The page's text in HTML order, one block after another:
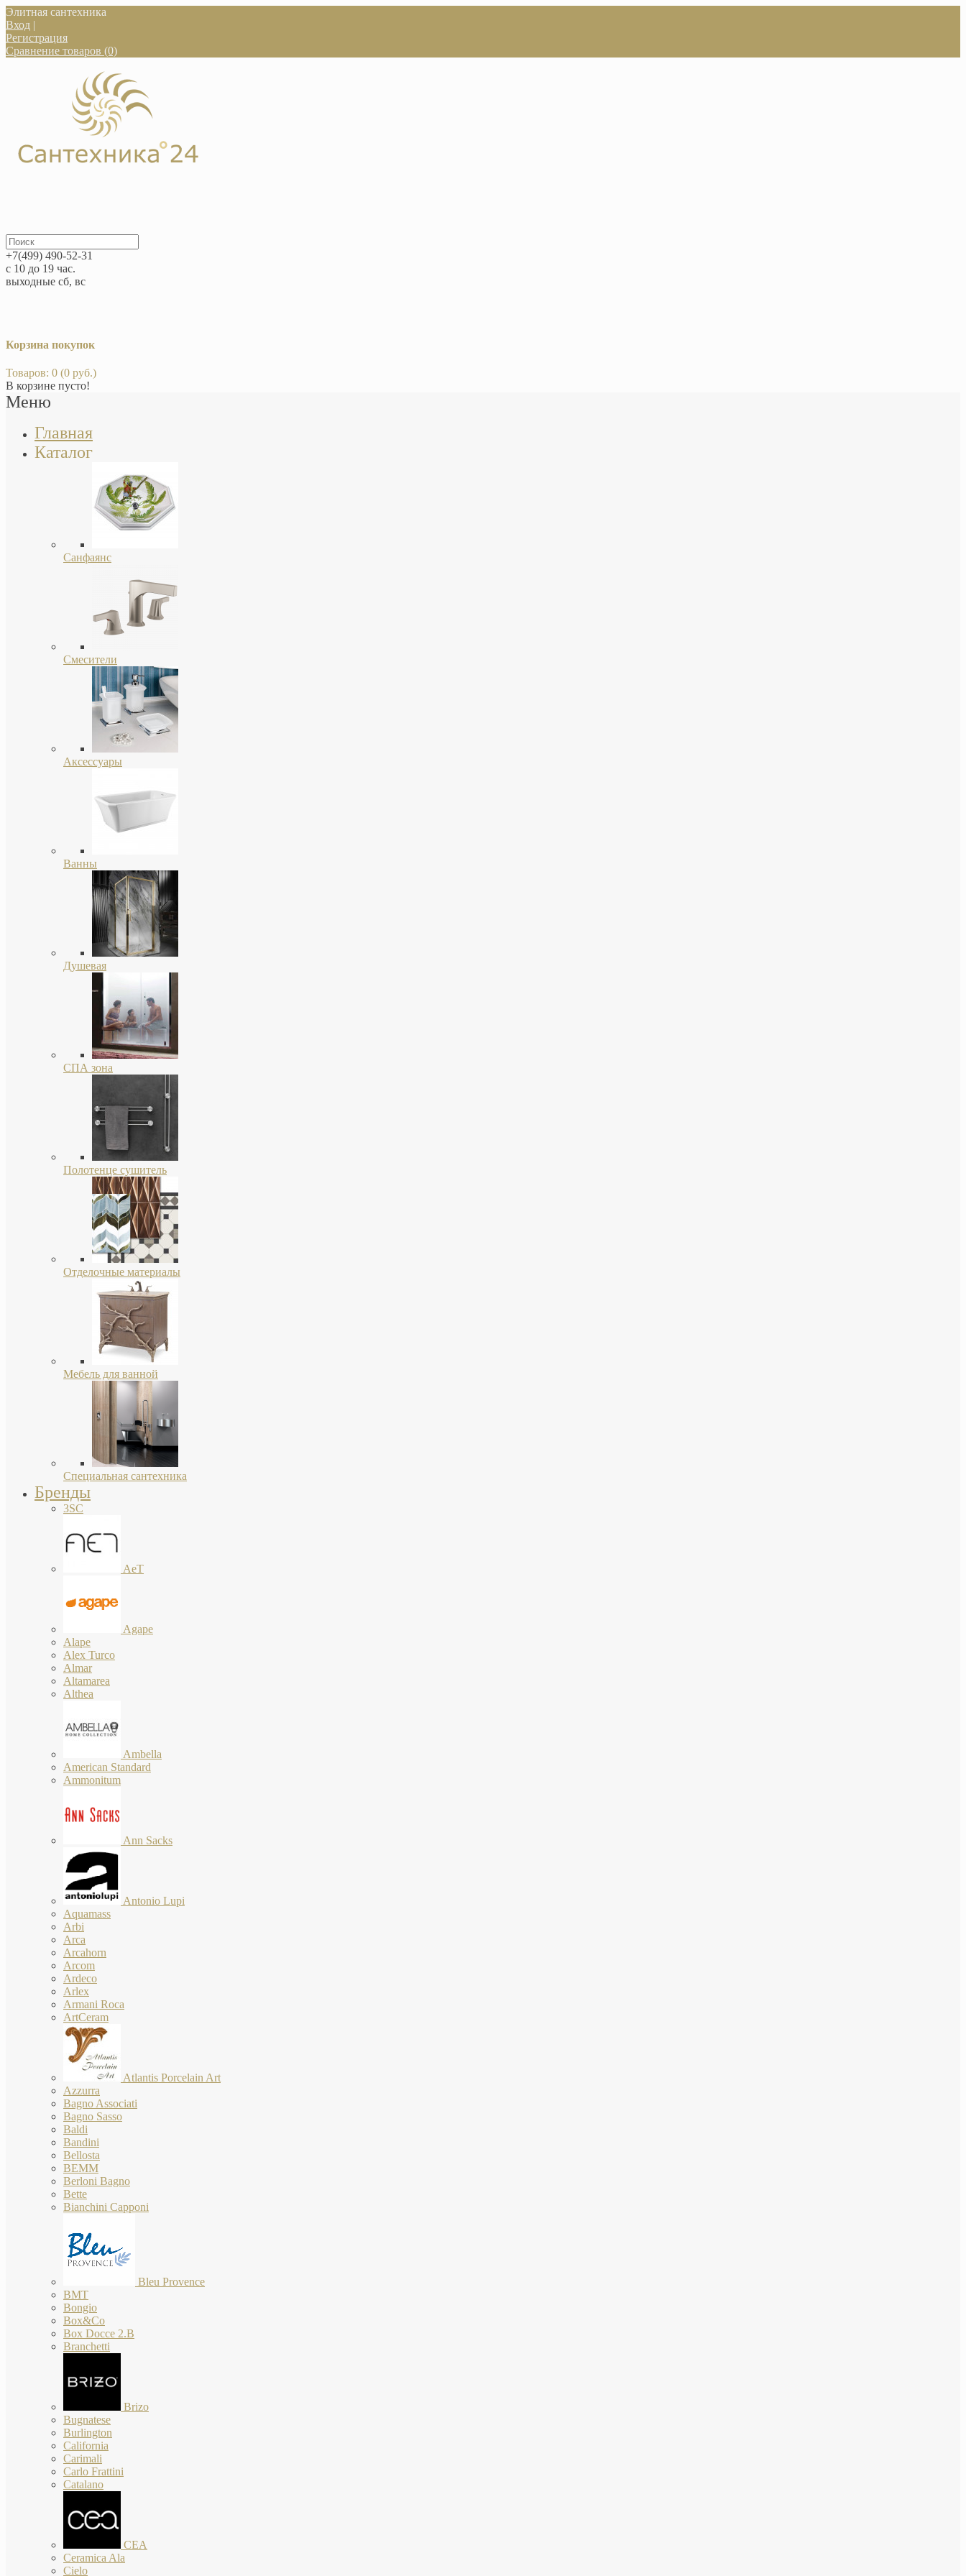
Элитная сантехника
Вход |
Регистрация
Сравнение товаров (0)
+7(499) 490-52-31
с 10 до 19 час.
выходные сб, вс
Корзина покупок
Товаров: 0 (0 руб.)
В корзине пусто!
Меню
Главная
Каталог
Санфаянс
Смесители
Аксессуары
Ванны
Душевая
СПА зона
Полотенце сушитель
Отделочные материалы
Мебель для ванной
Специальная сантехника
Бренды
3SC
AeT
Agape
Alape
Alex Turco
Almar
Altamarea
Althea
Ambella
American Standard
Ammonitum
Ann Sacks
Antonio Lupi
Aquamass
Arbi
Arca
Arcahorn
Arcom
Ardeco
Arlex
Armani Roca
ArtCeram
Atlantis Porcelain Art
Azzurra
Bagno Associati
Bagno Sasso
Baldi
Bandini
Bellosta
BEMM
Berloni Bagno
Bette
Bianchini Capponi
Bleu Provence
BMT
Bongio
Box&Co
Box Docce 2.B
Branchetti
Brizo
Bugnatese
Burlington
California
Carimali
Carlo Frattini
Catalano
CEA
Ceramica Ala
Cielo